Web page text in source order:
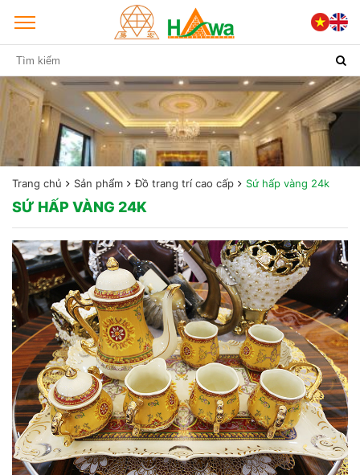
Trang chủ Sản phẩm Đồ trang trí cao cấp Sứ hấp vàng 24k
SỨ HẤP VÀNG 24K